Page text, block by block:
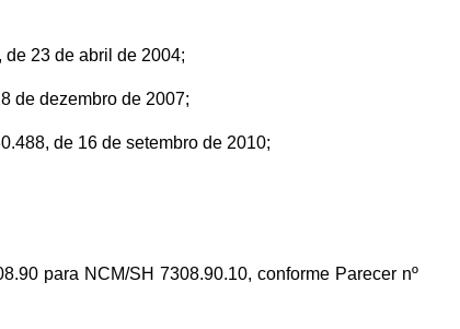
23 de abril de 2004;
de dezembro de 2007;
de 16 de setembro de 2010;
para NCM/SH 7308.90.10, conforme Parecer nº